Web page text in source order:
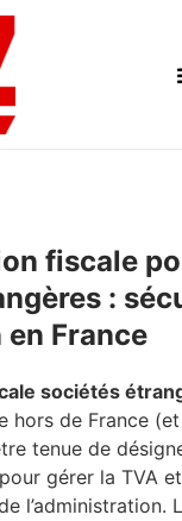
fiscale
:
France
sociétés
hors de France
tenue de
gérer la TVA
l’administration.